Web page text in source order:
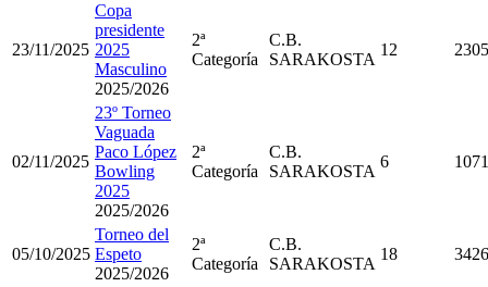
23/11/2025
Copa
presidente
2025
Masculino
2025/2026
2ª
Categoría
C.B.
SARAKOSTA
12 2305
02/11/2025
23º Torneo
Vaguada
Paco López
Bowling
2025
2025/2026
2ª
Categoría
C.B.
SARAKOSTA
6 1071
05/10/2025
Torneo del
Espeto
2025/2026
2ª
Categoría
C.B.
SARAKOSTA
18 3426